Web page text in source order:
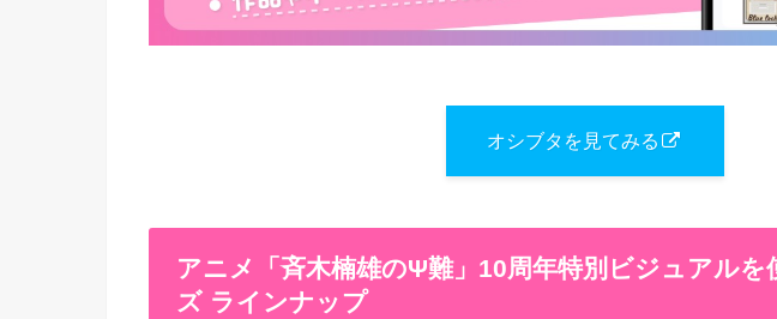
オシブタを見てみる
アニメ「斉木楠雄のΨ難」10周年特別ビジュアルを
ズ ラインナップ